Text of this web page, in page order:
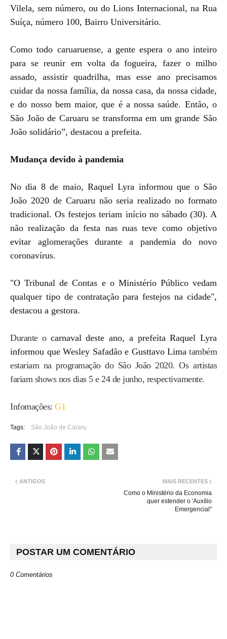
Vilela, sem número, ou do Lions Internacional, na Rua
Suíça, número 100, Bairro Universitário.
Como todo caruaruense, a gente espera o ano inteiro
para se reunir em volta da fogueira, fazer o milho
assado, assistir quadrilha, mas esse ano precisamos
cuidar da nossa família, da nossa casa, da nossa cidade,
e do nosso bem maior, que é a nossa saúde. Então, o
São João de Caruaru se transforma em um grande São
João solidário”, destacou a prefeita.
Mudança devido à pandemia
No dia 8 de maio, Raquel Lyra informou que o São
João 2020 de Caruaru não seria realizado no formato
tradicional. Os festejos teriam início no sábado (30). A
não realização da festa nas ruas teve como objetivo
evitar aglomerações durante a pandemia do novo
coronavírus.
"O Tribunal de Contas e o Ministério Público vedam
qualquer tipo de contratação para festejos na cidade",
destacou a gestora.
Durante o carnaval deste ano, a prefeita Raquel Lyra
informou que Wesley Safadão e Gusttavo Lima também
estariam na programação do São João 2020. Os artistas
fariam shows nos dias 5 e 24 de junho, respectivamente.
Infomações: G1
Tags: São João de Cararu
MAIS RECENTES
Como o Ministério da Economia
quer estender o 'Auxílio
Emergencial"
ANTIGOS
POSTAR UM COMENTÁRIO
0 Comentários